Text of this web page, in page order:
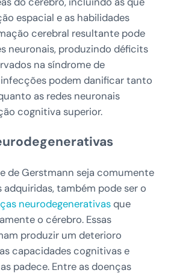
espacial e as habilidades
cerebral resultante pode
neuronais, produzindo déficits
na síndrome de
infecções podem danificar tanto
as redes neuronais
cognitiva superior.
de Gerstmann seja comumente
adquiridas, também pode ser o
neurodegenerativasque
o cérebro. Essas
produzir um deterioro
capacidades cognitivas e
padece. Entre as doenças